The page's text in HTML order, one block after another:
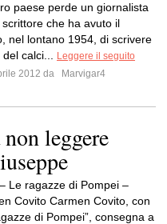
paese perde un giornalista
che ha avuto il
nel lontano 1954, di scrivere
calci...
Leggere il seguito
2012 da
Marvigar4
leggere
Le ragazze di Pompei –
Covito Carmen Covito, con
di Pompei”, consegna a